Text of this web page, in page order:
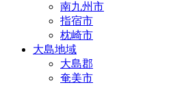
南九州市
指宿市
枕崎市
大島地域
大島郡
奄美市